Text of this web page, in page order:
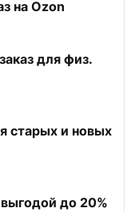
на Оzon
для физ.
старых и новых
до 20%